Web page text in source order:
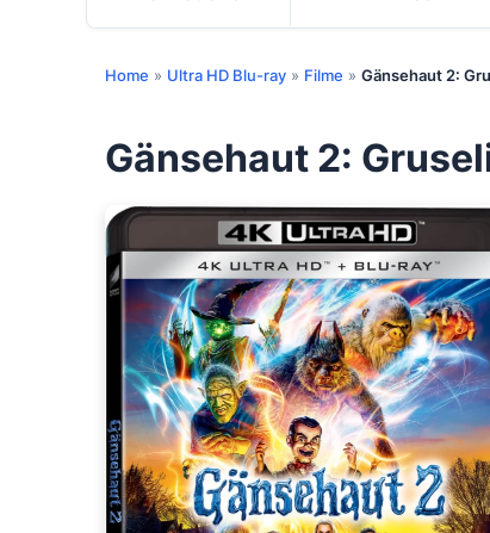
Home » Ultra HD Blu-ray » Filme » Gänsehaut 2:
Gänsehaut 2: